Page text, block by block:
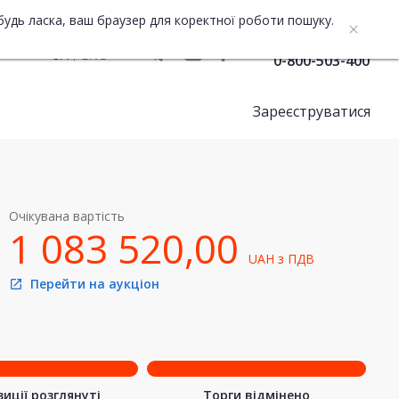
ласка, ваш браузер для коректної роботи пошуку.
UA ENG 0-800-503-400
Зареєструватися
Очікувана вартість
1 083 520,00UAHз ПДВ
open_in_new Перейти на аукціон
розглянуті Торги відмінено